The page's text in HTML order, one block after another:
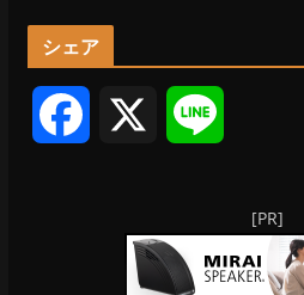
カ
ブ
シェア
n
e
[PR]